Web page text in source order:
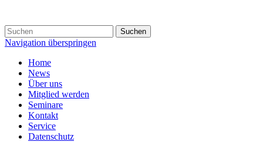
Suchen
Navigation überspringen
Home
News
Über uns
Mitglied werden
Seminare
Kontakt
Service
Datenschutz